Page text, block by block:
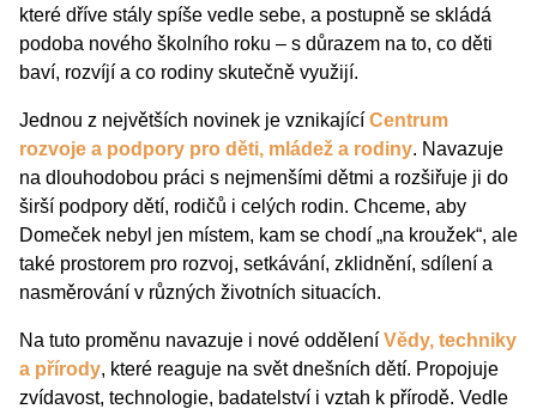
které dříve stály spíše vedle sebe, a postupně se skládá
podoba nového školního roku – s důrazem na to, co děti
baví, rozvíjí a co rodiny skutečně využijí.
Jednou z největších novinek je vznikající Centrum
rozvoje a podpory pro děti, mládež a rodiny. Navazuje
na dlouhodobou práci s nejmenšími dětmi a rozšiřuje ji do
širší podpory dětí, rodičů i celých rodin. Chceme, aby
Domeček nebyl jen místem, kam se chodí „na kroužek“, ale
také prostorem pro rozvoj, setkávání, zklidnění, sdílení a
nasměrování v různých životních situacích.
Na tuto proměnu navazuje i nové oddělení Vědy, techniky
a přírody, které reaguje na svět dnešních dětí. Propojuje
zvídavost, technologie, badatelství i vztah k přírodě. Vedle